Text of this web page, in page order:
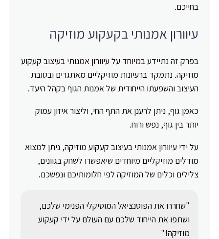
בחייכם.
עיוורון אמנותי בקעקוע מוזיקה
בפרק זה נתיידע במיוחד על עיוורון אמנותי בעיצוב קעקוע
מוזיקה. נתמקד ברעיונות מוזיקליים מאתגרים ובטובת
העיצוב והשפעתו הייחודית של אמנות הגוף בקהל היעד.
כאמן גוף, ניתן לרענן את התף החי, וליצור איזון עמוק
יותר בין גוף, נפש ורוח.
על ידי עיוורון אמנותי בעיצוב קעקוע מוזיקה, ניתן למצוא
מודלים מוזיקליים מיוחדים שיאפשרו לשחק בגוונים,
צלילים וכלים של המוזיקה לפי חלומותיכם ונפשכם.
"שחררו את הפוטנציאל המוסיקלי הפנימי שלכם,
ושתפו את הייחוד שלכם עם העולם על ידי קעקוע
מוזיקה!"